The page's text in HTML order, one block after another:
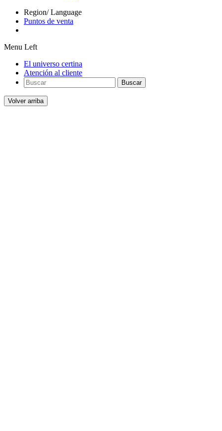
Region/ Language
Puntos de venta
Menu Left
El universo certina
Atención al cliente
Buscar
Volver arriba